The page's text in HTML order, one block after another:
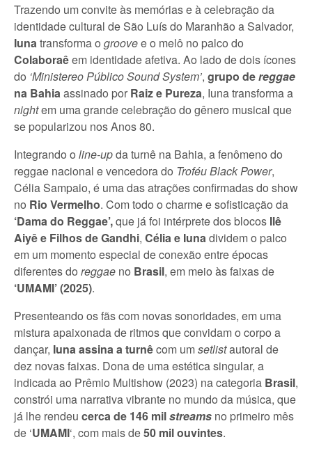
Trazendo um convite às memórias e à celebração da
identidade cultural de São Luís do Maranhão a Salvador,
Iuna transforma o groovee o melô no palco do
Colaboraêem identidade afetiva. Ao lado de dois ícones
do ‘Ministereo Público Sound System’, grupo dereggae
na Bahia assinado por Raiz e Pureza, Iuna transforma a
nightem uma grande celebração do gênero musical que
se popularizou nos Anos 80.
Integrando o line-upda turnê na Bahia, a fenômeno do
reggae nacional e vencedora do Troféu Black Power,
Célia Sampaio, é uma das atrações confirmadas do show
no Rio Vermelho. Com todo o charme e sofisticação da
‘Dama do Reggae’,que já foi intérprete dos blocos Ilê
Aiyê e Filhos de Gandhi, Célia e Iuna dividem o palco
em um momento especial de conexão entre épocas
diferentes do reggae no Brasil, em meio às faixasde
‘UMAMI’ (2025).
Presenteando os fãs com novas sonoridades, em uma
mistura apaixonada de ritmos que convidam o corpo a
dançar, Iuna assina a turnêcom umsetlistautoral de
dez novas faixas. Dona de uma estética singular, a
indicada ao Prêmio Multishow (2023) na categoria Brasil,
constrói uma narrativa vibrante no mundo da música, que
já lhe rendeu cerca de 146 milstreams no primeiro mês
de ‘UMAMI‘, com mais de50 mil ouvintes.